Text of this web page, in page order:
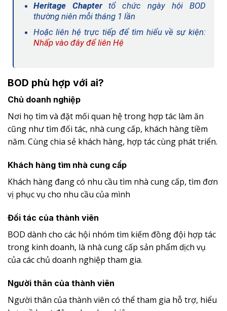
Heritage Chaptertổ chức ngày hội BOD
thường niên mỗi tháng 1 lần
Hoặc liên hệ trực tiếp để tìm hiểu về sự kiện:
Nhấp vào đây để liên Hệ
BOD phù hợp với ai?
Chủ doanh nghiệp
Nơi họ tìm và đặt mối quan hệ trong hợp tác làm ăn
cũng như tìm đối tác, nhà cung cấp, khách hàng tiềm
năm. Cùng chia sẻ khách hàng, hợp tác cùng phát triển.
Khách hàng tìm nhà cung cấp
Khách hàng đang có nhu cầu tìm nhà cung cấp, tìm đơn
vị phục vụ cho nhu cầu của mình
Đối tác của thành viên
BOD dành cho các hội nhóm tìm kiếm đồng đội hợp tác
trong kinh doanh, là nhà cung cấp sản phẩm dịch vụ
của các chủ doanh nghiệp tham gia.
Người thân của thành viên
Người thân của thành viên có thể tham gia hỗ trợ, hiểu